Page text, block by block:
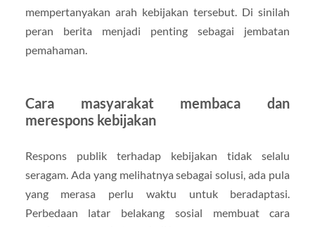
mempertanyakan arah kebijakan tersebut. Di sinilah
peran berita menjadi penting sebagai jembatan
pemahaman.
Cara masyarakat membaca dan
merespons kebijakan
Respons publik terhadap kebijakan tidak selalu
seragam. Ada yang melihatnya sebagai solusi, ada pula
yang merasa perlu waktu untuk beradaptasi.
Perbedaan latar belakang sosial membuat cara